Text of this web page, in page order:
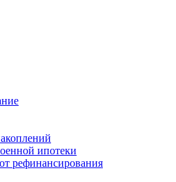
ипотеки
рефинансирования